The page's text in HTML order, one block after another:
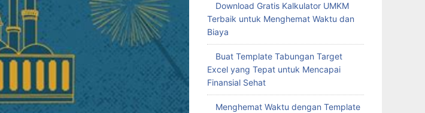
Download Gratis Kalkulator UMKM
Terbaik untuk Menghemat Waktu dan
Biaya
Buat Template Tabungan Target
Excel yang Tepat untuk Mencapai
Finansial Sehat
Menghemat Waktu dengan Template